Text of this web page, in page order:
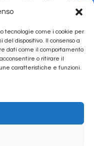
tecnologie come i cookie per
dispositivo. Il consenso a
dati come il comportamento
o ritirare il
caratteristiche e funzioni.
della Pietà